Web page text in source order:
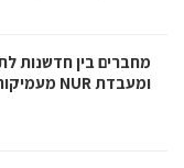
מחברים בין חדשנות
ומעבדת NUR מעמיקות את שיתוף הפעולה